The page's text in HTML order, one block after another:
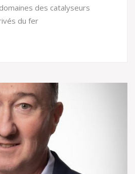
des catalyseurs
du fer